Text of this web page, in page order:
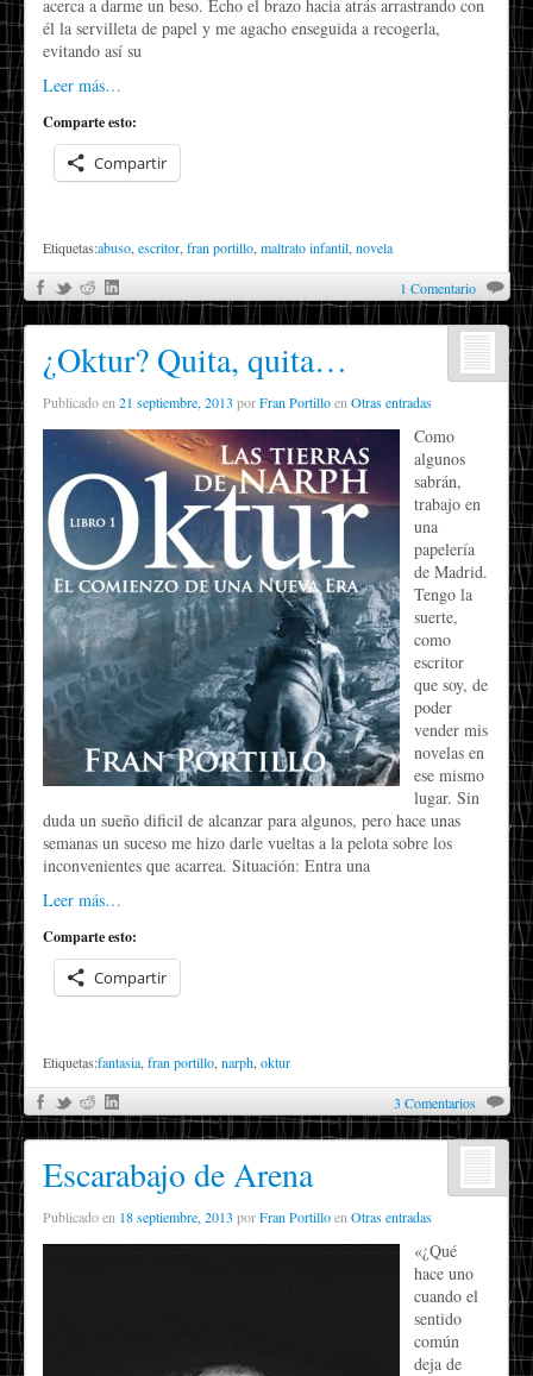
acerca a darme un beso. Echo el brazo hacia atrás arrastrando con
él la servilleta de papel y me agacho enseguida a recogerla,
evitando así su
Leer más…
Comparte esto:
Compartir
Etiquetas:abuso escritor fran portillo maltrato infantil novela
1 Comentario
¿Oktur? Quita, quita…
Publicado en 21 septiembre, 2013 porFran Portilloen Otras entradas
Como
algunos
sabrán,
trabajo en
una
papelería
de Madrid.
Tengo la
suerte,
como
escritor
que soy, de
poder
vender mis
novelas en
ese mismo
lugar. Sin
duda un sueño dificil de alcanzar para algunos, pero hace unas
semanas un suceso me hizo darle vueltas a la pelota sobre los
inconvenientes que acarrea. Situación: Entra una
Leer más…
Comparte esto:
Compartir
Etiquetas:fantasia fran portillo narph oktur
3 Comentarios
Escarabajo de Arena
Publicado en 18 septiembre, 2013 porFran Portilloen Otras entradas
«¿Qué
hace uno
cuando el
sentido
común
deja de